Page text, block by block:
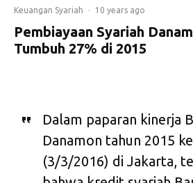
Keuangan Syariah · 10 years ago
Pembiayaan Syariah
Tumbuh 27% di 2015
Dalam paparan kinerja
Danamon tahun 2015
(3/3/2016) di Jakarta,